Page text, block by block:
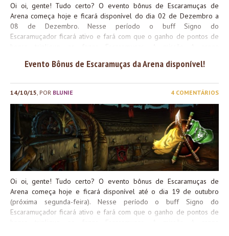
Oi oi, gente! Tudo certo? O evento bônus de Escaramuças de
Arena começa hoje e ficará disponível do dia 02 de Dezembro a
08 de Dezembro. Nesse período o buff Signo do
Escaramuçador ficará ativo e fará com que o ganho de pontos de
missão requer que você ganhe 10 escaramuças em arena e dá
ser adquirida com o PNJ Vidente Kazal que fica dentro de sua
Guarnição. Escaramuças de Arena é uma forma não ranqueada de
Arena e para entrar na fila de arena você deve: As moedas Pontos
de honra e Pontos de Dominação obtidas como recompensa do
evento podem ser usadas para comprar itens, sendo eles: Esses
itens podem ser comprados com o PNJ Marechal Karsh
Tempesforja e Lesmo Giraporca (Aliança) ou Rosa Galerosa e
Senhor da Guerra Noktyn (Horda). Esses itens podem ser
comprados com o PNJ Amelia Clarke e Marechal...
Evento Bônus de Escaramuças da Arena disponível!
14/10/15 , POR BLUNIE 4 COMENTÁRIOS
Oi oi, gente! Tudo certo? O evento bônus de Escaramuças de
Arena começa hoje e ficará disponível até o dia 19 de outubro
(próxima segunda-feira). Nesse período o buff Signo do
Escaramuçador ficará ativo e fará com que o ganho de pontos de